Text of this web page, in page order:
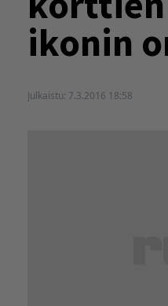
ikonin
Julkaistu: 7.3.2016 18:58